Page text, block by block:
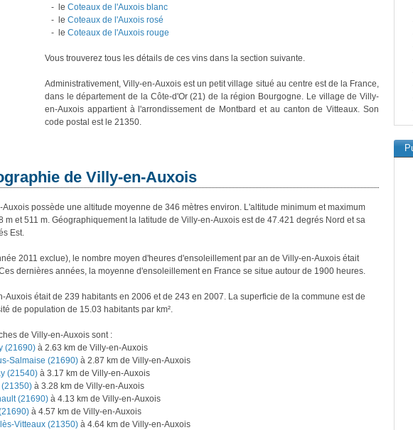
- le Coteaux de l'Auxois blanc
- le Coteaux de l'Auxois rosé
- le Coteaux de l'Auxois rouge
Vous trouverez tous les détails de ces vins dans la section suivante.
Administrativement, Villy-en-Auxois est un petit village situé au centre est de la France,
dans le département de la Côte-d'Or (21) de la région Bourgogne. Le village de Villy-
en-Auxois appartient à l'arrondissement de Montbard et au canton de Vitteaux. Son
code postal est le 21350.
de Villy-en-Auxois
possède une altitude moyenne de 346 mètres environ. L'altitude minimum et maximum
m et 511 m. Géographiquement la latitude de Villy-en-Auxois est de 47.421 degrés Nord et sa
Est.
2011 exclue), le nombre moyen d'heures d'ensoleillement par an de Villy-en-Auxois était
dernières années, la moyenne d'ensoleillement en France se situe autour de 1900 heures.
Auxois était de 239 habitants en 2006 et de 243 en 2007. La superficie de la commune est de
de population de 15.03 habitants par km².
de Villy-en-Auxois sont :
(21690) à 2.63 km de Villy-en-Auxois
Salmaise (21690) à 2.87 km de Villy-en-Auxois
(21540) à 3.17 km de Villy-en-Auxois
(21350) à 3.28 km de Villy-en-Auxois
(21690) à 4.13 km de Villy-en-Auxois
à 4.57 km de Villy-en-Auxois
Vitteaux (21350) à 4.64 km de Villy-en-Auxois